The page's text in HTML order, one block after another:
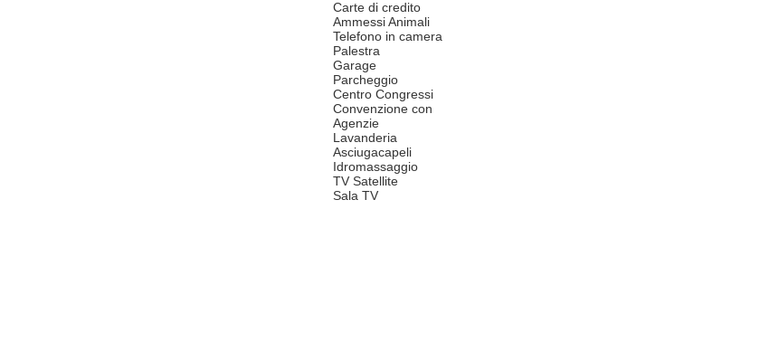
Carte di credito
Ammessi Animali
Telefono in camera
Palestra
Garage
Parcheggio
Centro Congressi
Convenzione con
Agenzie
Lavanderia
Asciugacapeli
Idromassaggio
TV Satellite
Sala TV